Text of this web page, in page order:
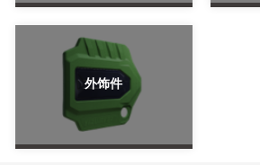
外饰件